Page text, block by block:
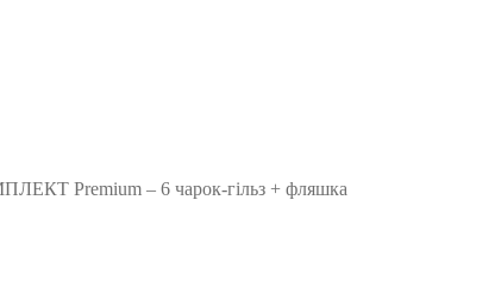
Premium – 6 чарок-гільз + фляшка